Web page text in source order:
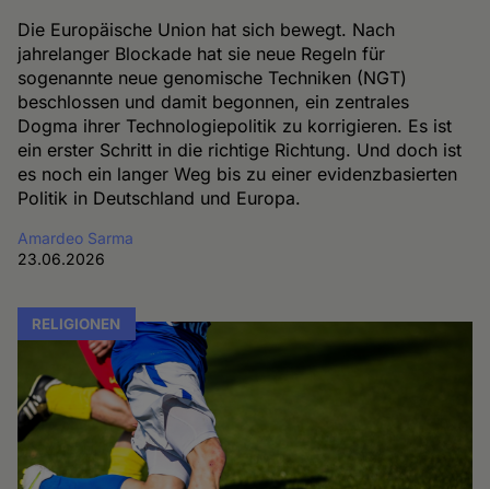
Die Europäische Union hat sich bewegt. Nach
jahrelanger Blockade hat sie neue Regeln für
sogenannte neue genomische Techniken (NGT)
beschlossen und damit begonnen, ein zentrales
Dogma ihrer Technologiepolitik zu korrigieren. Es ist
ein erster Schritt in die richtige Richtung. Und doch ist
es noch ein langer Weg bis zu einer evidenzbasierten
Politik in Deutschland und Europa.
Amardeo Sarma
23.06.2026
RELIGIONEN